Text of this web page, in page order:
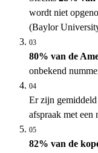
wordt niet
(Baylor
03
80% van de
onbekend
04
Er zijn gemiddeld
afspraak met
05
82% van de